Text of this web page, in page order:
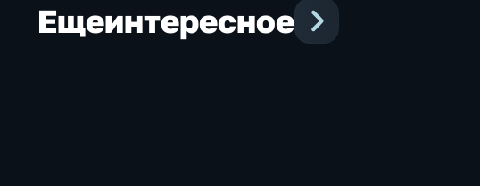
Ещеинтересное